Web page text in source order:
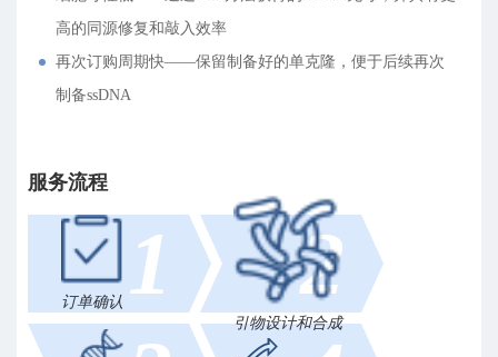
高的同源修复和敲入效率
再次订购周期快——保留制备好的单克隆，便于后续再次
制备ssDNA
服务流程
订单确认 1
引物设计和合成
2